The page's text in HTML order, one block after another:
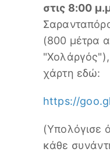
στις 8:00
(800 μέτρα
"Χολάργός"),
χάρτη εδώ:
https://
(Υπολόγισε
κάθε